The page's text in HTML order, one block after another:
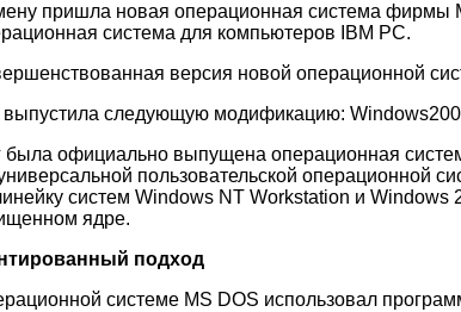
пришла новая операционная система фирмы
система для компьютеров IBM PC.
версия новой операционной
выпустила следующую модификацию:
была официально выпущена операционная
пользовательской операционной
систем Windows NT Workstation и Windows
ядре.
подход
системе MS DOS использовал